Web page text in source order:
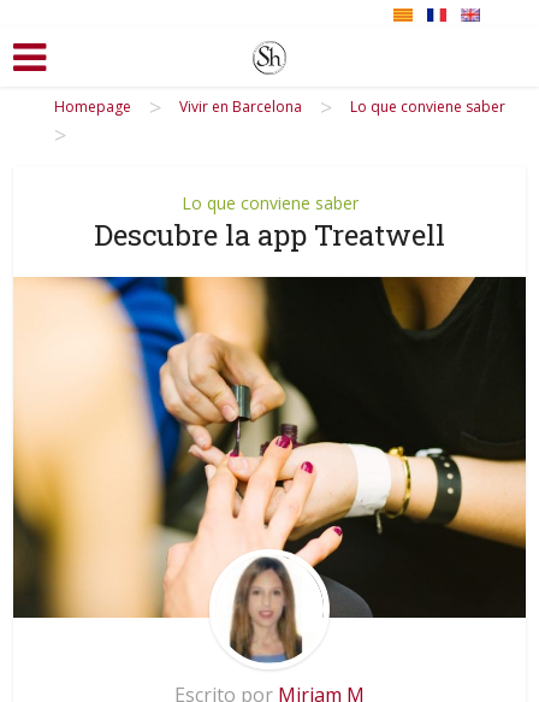
Homepage > Vivir en Barcelona > Lo que conviene saber
>
Lo que conviene saber
Descubre la app Treatwell
Escrito por Miriam M